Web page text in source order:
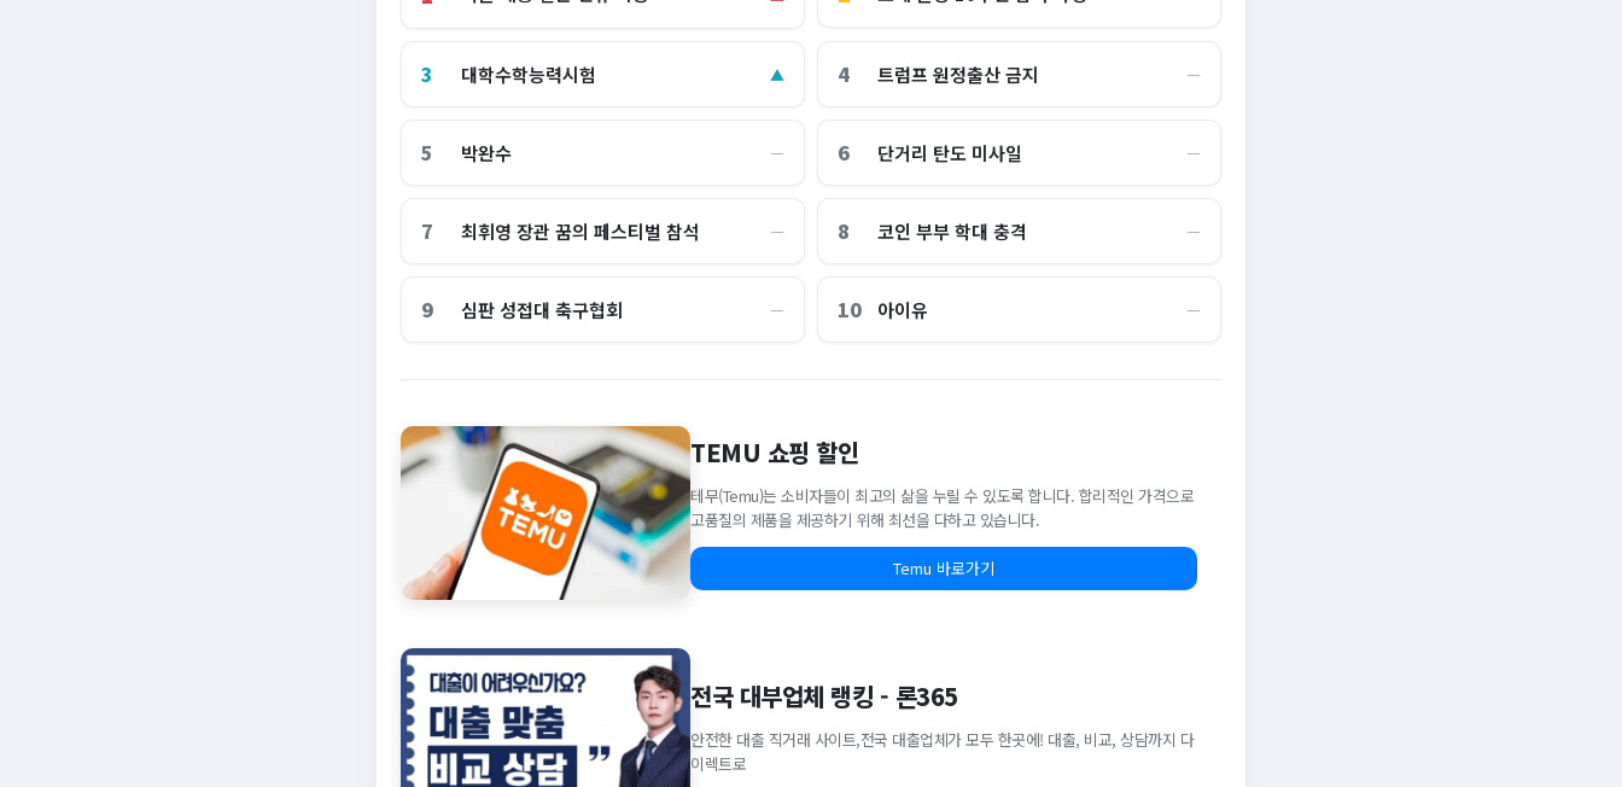
3 대학수학능력시험 ▲ 4 트럼프 원정출산 금지 ―
5 박완수 ― 6 단거리 탄도 미사일 ―
7 최휘영 장관 꿈의 페스티벌 참석 ― 8 코인 부부 학대 충격 ―
9 심판 성접대 축구협회 ― 10 아이유 ―
TEMU 쇼핑 할인
테무(Temu)는 소비자들이 최고의 삶을 누릴 수 있도록 합니다. 합리적인 가격으로
고품질의 제품을 제공하기 위해 최선을 다하고 있습니다.
Temu 바로가기
전국 대부업체 랭킹 - 론365
안전한 대출 직거래 사이트,전국 대출업체가 모두 한곳에! 대출, 비교, 상담까지 다
이렉트로